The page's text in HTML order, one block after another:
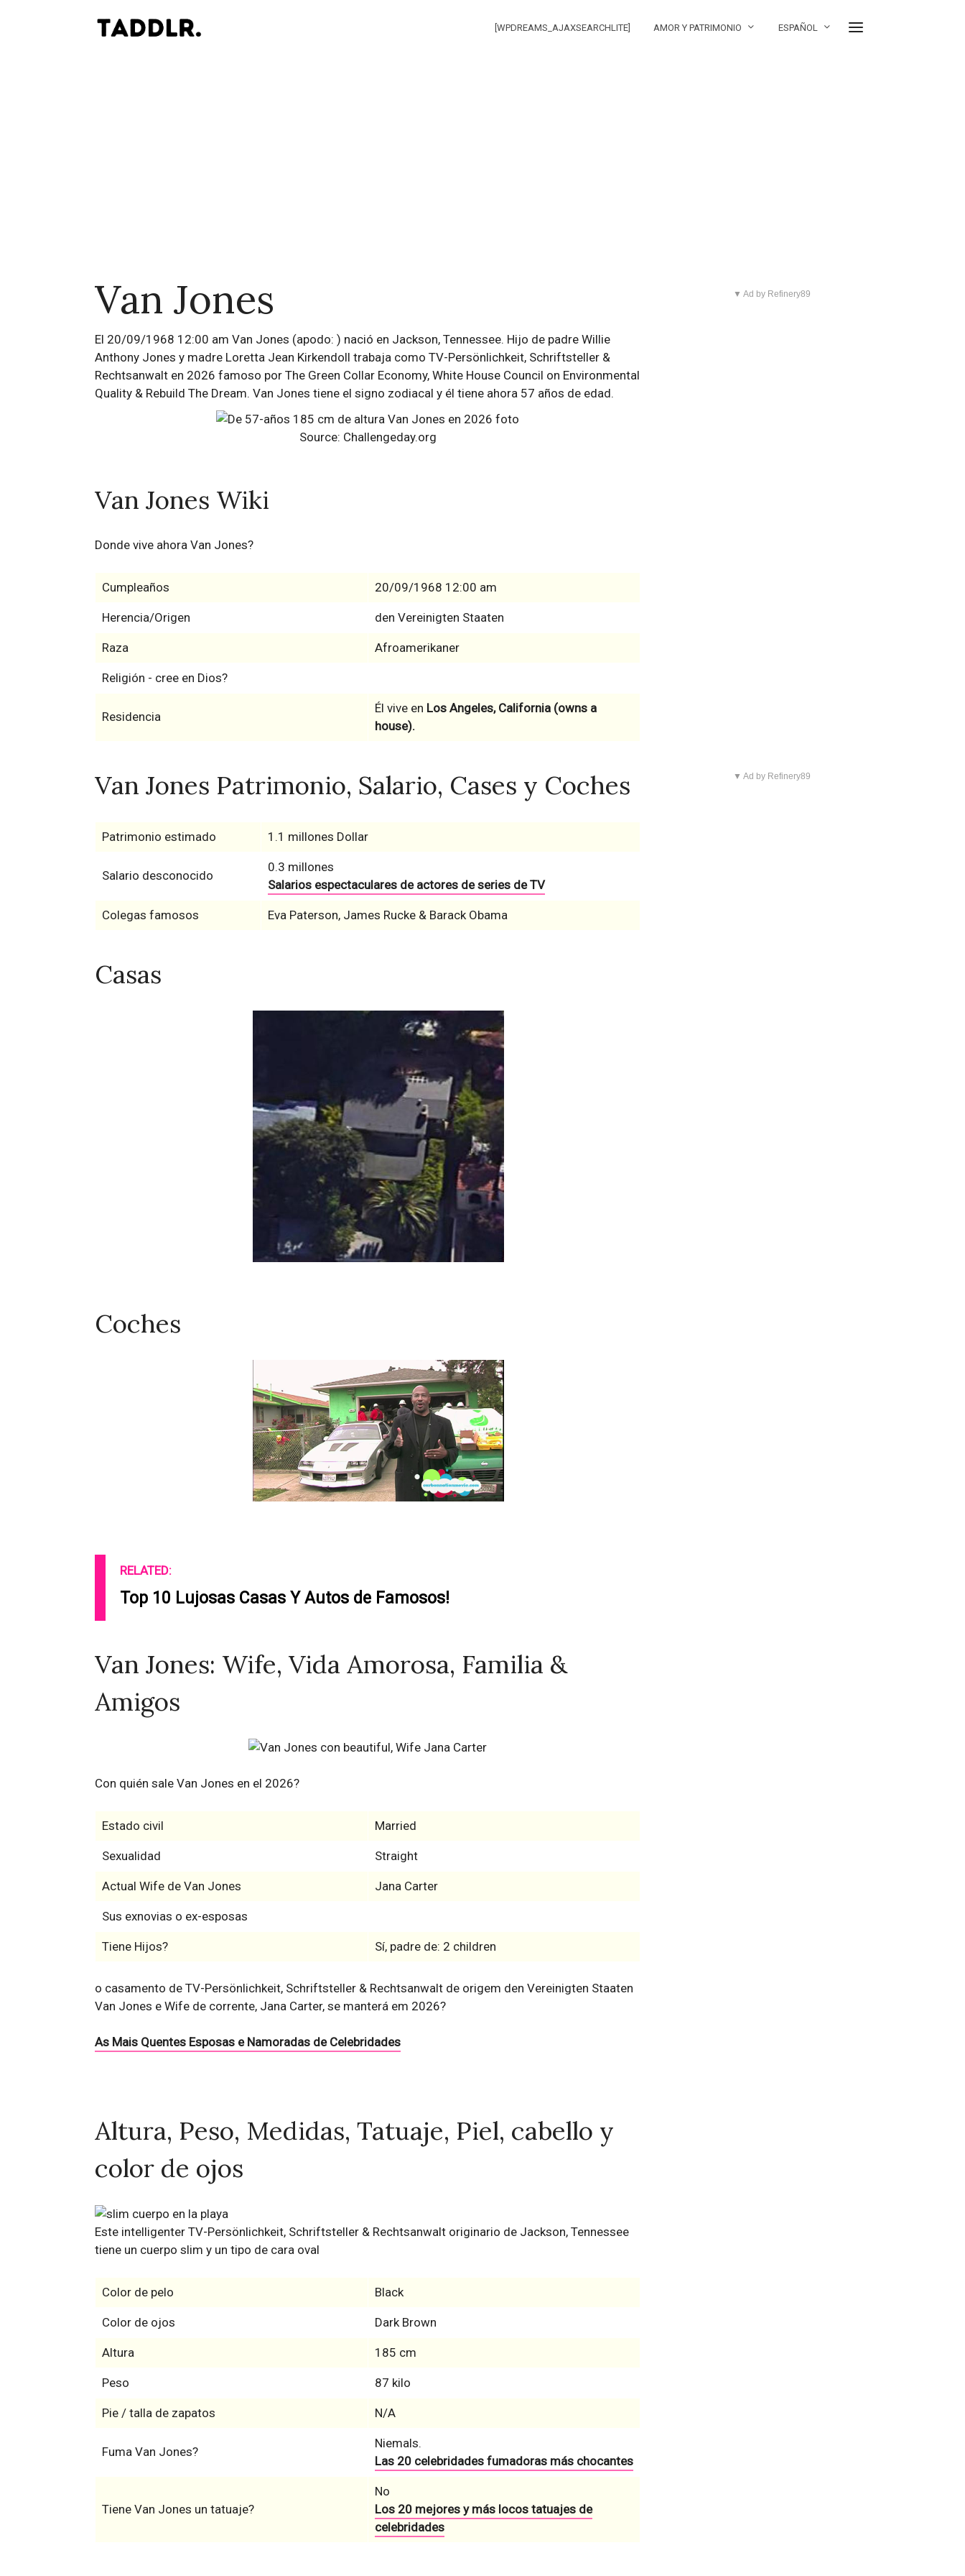
[WPDREAMS_AJAXSEARCHLITE] AMOR Y PATRIMONIO ESPAÑOL
Van Jones
El 20/09/1968 12:00 am Van Jones (apodo: ) nació en Jackson, Tennessee. Hijo de padre Willie
Anthony Jones y madre Loretta Jean Kirkendoll trabaja como TV-Persönlichkeit, Schriftsteller &
Rechtsanwalt en 2026 famoso por The Green Collar Economy, White House Council on Environmental
Quality & Rebuild The Dream. Van Jones tiene el signo zodiacal y él tiene ahora 57 años de edad.
Source: Challengeday.org
Van Jones Wiki
Donde vive ahora Van Jones?
Cumpleaños 20/09/1968 12:00 am
Herencia/Origen den Vereinigten Staaten
Raza Afroamerikaner
Religión - cree en Dios?
Residencia
Él vive en Los Angeles, California (owns a
house).
Van Jones Patrimonio, Salario, Cases y Coches
Patrimonio estimado 1.1 millones Dollar
Salario desconocido
0.3 millones
Salarios espectaculares de actores de series de TV
Colegas famosos Eva Paterson, James Rucke & Barack Obama
Casas
Coches
RELATED:
Top 10 Lujosas Casas Y Autos de Famosos!
Van Jones: Wife, Vida Amorosa, Familia &
Amigos
Con quién sale Van Jones en el 2026?
Estado civil Married
Sexualidad Straight
Actual Wife de Van Jones Jana Carter
Sus exnovias o ex-esposas
Tiene Hijos? Sí, padre de: 2 children
o casamento de TV-Persönlichkeit, Schriftsteller & Rechtsanwalt de origem den Vereinigten Staaten
Van Jones e Wife de corrente, Jana Carter, se manterá em 2026?
As Mais Quentes Esposas e Namoradas de Celebridades
Altura, Peso, Medidas, Tatuaje, Piel, cabello y
color de ojos
Este intelligenter TV-Persönlichkeit, Schriftsteller & Rechtsanwalt originario de Jackson, Tennessee
tiene un cuerpo slim y un tipo de cara oval
Color de pelo Black
Color de ojos Dark Brown
Altura 185 cm
Peso 87 kilo
Pie / talla de zapatos N/A
Fuma Van Jones?
Niemals.
Las 20 celebridades fumadoras más chocantes
Tiene Van Jones un tatuaje?
No
Los 20 mejores y más locos tatuajes de
celebridades
▼ Ad by Refinery89
▼ Ad by Refinery89